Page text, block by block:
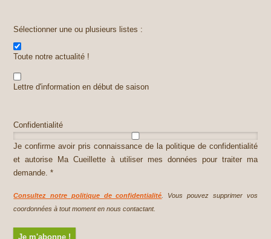
Sélectionner une ou plusieurs listes :
Toute notre actualité !
Lettre d'information en début de saison
Confidentialité
Je confirme avoir pris connaissance de la politique de confidentialité
et autorise Ma Cueillette à utiliser mes données pour traiter ma
demande. *
Consultez notre politique de confidentialité . Vous pouvez supprimer vos
coordonnées à tout moment en nous contactant.